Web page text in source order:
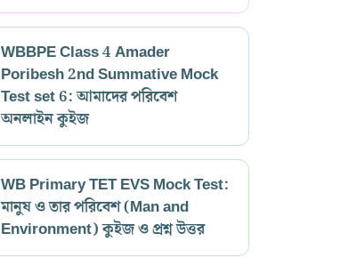
WBBPE Class 4 Amader
Poribesh 2nd Summative Mock
Test set 6: আমাদের পরিবেশ
অনলাইন কুইজ
WB Primary TET EVS Mock Test:
মানুষ ও তার পরিবেশ (Man and
Environment) কুইজ ও প্রশ্ন উত্তর